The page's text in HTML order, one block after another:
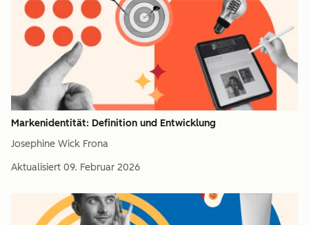
Markenidentität: Definition und Entwicklung
Josephine Wick Frona
Aktualisiert 09. Februar 2026